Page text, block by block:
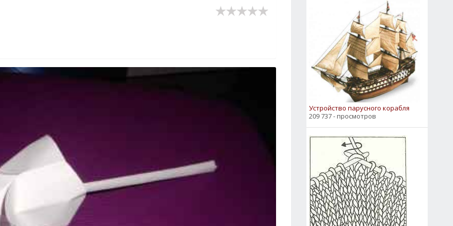
Устройство парусного корабля
209 737 - просмотров